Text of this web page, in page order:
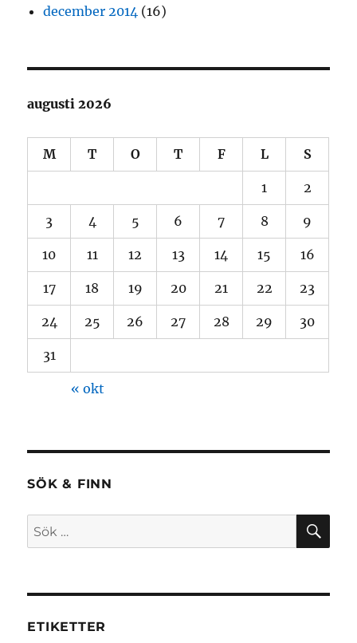
december 2014 (16)
augusti 2026
M T O T F L S
1 2
3 4 5 6 7 8 9
10 11 12 13 14 15 16
17 18 19 20 21 22 23
24 25 26 27 28 29 30
31
« okt
SÖK & FINN
Sök
efter:
ETIKETTER